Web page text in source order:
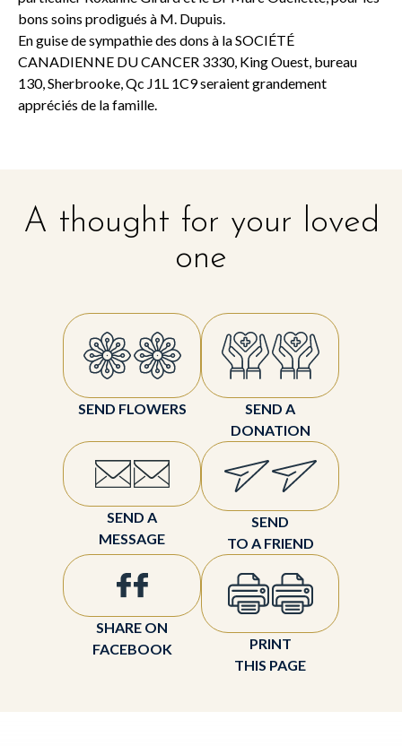
bons soins prodigués à M. Dupuis.
En guise de sympathie des dons à la SOCIÉTÉ
CANADIENNE DU CANCER 3330, King Ouest, bureau
130, Sherbrooke, Qc J1L 1C9 seraient grandement
appréciés de la famille.
A thought for your loved
one
SEND FLOWERS
SEND A
DONATION
SEND A
MESSAGE
SEND
TO A FRIEND
SHARE ON
FACEBOOK
PRINT
THIS PAGE